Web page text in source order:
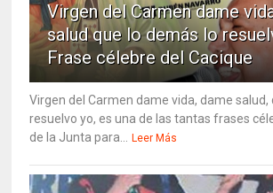
Virgen del Carmen dame
salud que lo demás lo
Frase célebre del Cacique
Virgen del Carmen dame vida, dame salud,
resuelvo yo, es una de las tantas frases
de la Junta para... Leer Más